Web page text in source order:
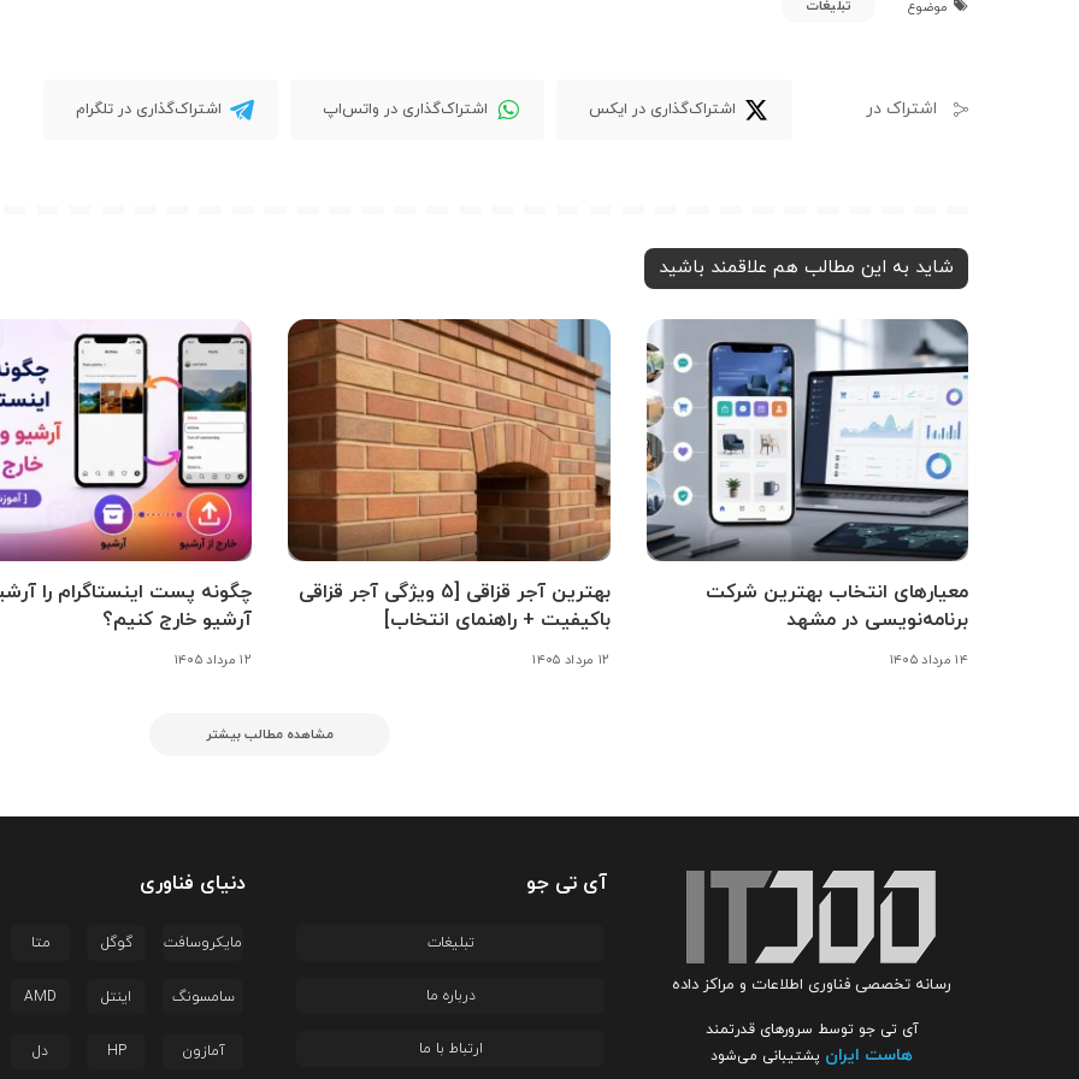
موضوع تبلیغات
اشتراک در اشتراک‌گذاری در ایکس اشتراک‌گذاری در واتس‌اپ اشتراک‌گذاری در تلگرام
شاید به این مطالب هم علاقمند باشید
معیارهای انتخاب بهترین شرکت
برنامه‌نویسی در مشهد
۱۴ مرداد ۱۴۰۵
بهترین آجر قزاقی [5 ویژگی آجر قزاقی
باکیفیت + راهنمای انتخاب]
۱۲ مرداد ۱۴۰۵
چگونه پست اینستاگرام را
آرشیو خارج کنیم؟
۱۲ مرداد ۱۴۰۵
مشاهده مطالب بیشتر
رسانه تخصصی فناوری اطلاعات و مراکز داده
آی تی جو توسط سرورهای قدرتمند
هاست ایران پشتیبانی می‌شود
آی تی جو
تبلیغات
درباره ما
ارتباط با ما
دنیای فناوری
مایکروسافت گوگل متا
سامسونگ اینتل AMD
آمازون HP دل